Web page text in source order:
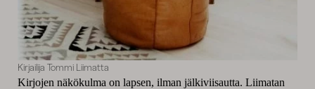
Kirjailija Tommi Liimatta
Kirjojen näkökulma on lapsen, ilman jälkiviisautta. Liimatan